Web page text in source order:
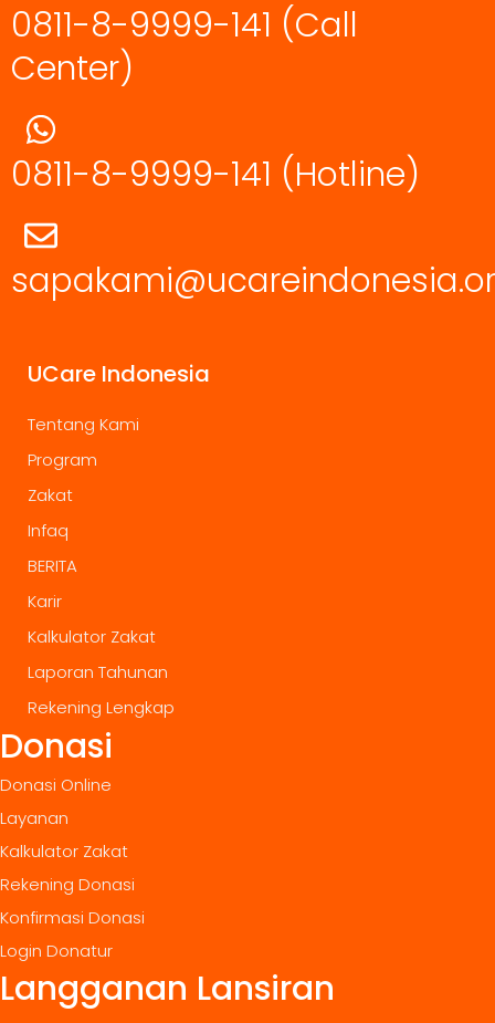
0811-8-9999-141 (Call
Center)
0811-8-9999-141 (Hotline)
UCare Indonesia
Tentang Kami
Program
Zakat
Infaq
BERITA
Karir
Kalkulator Zakat
Laporan Tahunan
Rekening Lengkap
Donasi
Donasi Online
Layanan
Kalkulator Zakat
Rekening Donasi
Konfirmasi Donasi
Login Donatur
Langganan Lansiran